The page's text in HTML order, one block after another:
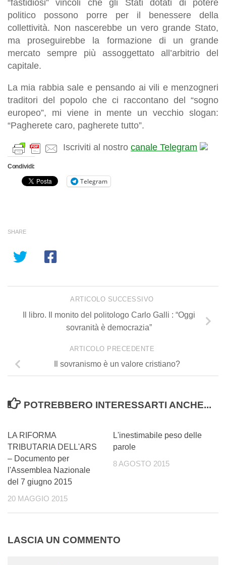
“fastidiosi” vincoli che gli Stati dotati di potere
politico possono porre per il benessere della
collettività. Non nascerebbe un vero grande Stato,
ma proseguirebbe la formazione di un grande
mercato sempre più assoggettato all’arbitrio del
capitale.
La mia rabbia sale e pensando ai vili e menzogneri
traditori del popolo che ci raccontano del “sogno
europeo”, mi viene in mente un vecchio slogan:
“Pagherete caro, pagherete tutto”.
Iscriviti al nostro canale Telegram
Condividi:
Telegram
SHARE
ARTICOLO SUCCESSIVO
Il libro. Il monito del politologo Carlo Galli : “Oggi
sovranità è democrazia”
ARTICOLO PRECEDENTE
Il sovranismo è un valore cristiano?
POTREBBERO INTERESSARTI ANCHE...
LA RIFORMA
TRIBUTARIA DELL'ARS
– Documento per
l'Assemblea Nazionale
del 7 giugno 2015
20 MAGGIO 2015
L'inestimabile peso delle
parole
8 AGOSTO 2015
LASCIA UN COMMENTO